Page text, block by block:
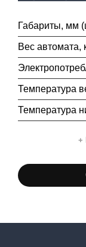
Габариты, мм
Вес автомата,
Температура
Температура
+
Количество